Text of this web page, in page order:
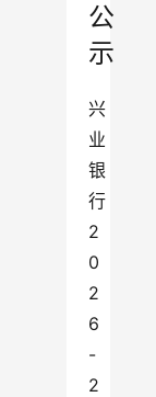
公
示
兴
业
银
行
2
0
2
6
-
2